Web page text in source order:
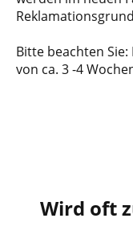
Bitte beachten
von ca. 3 -4
Wird oft